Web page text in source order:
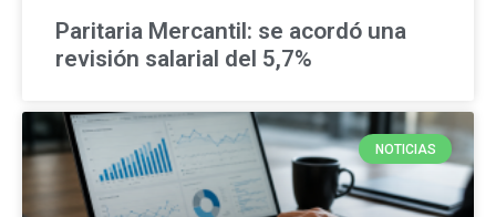
Paritaria Mercantil: se acordó una
revisión salarial del 5,7%
NOTICIAS